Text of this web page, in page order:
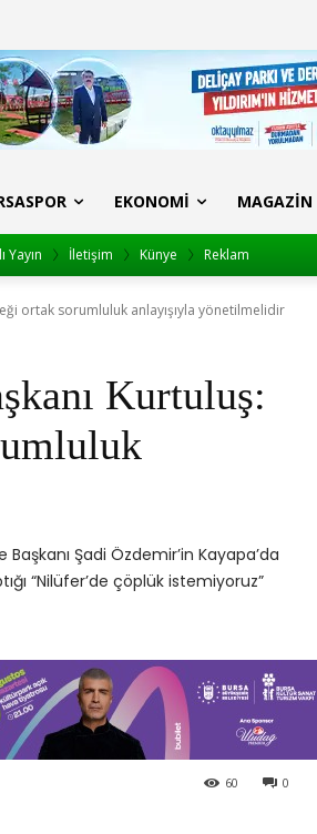
EKONOMI MAGAZIN
Yayın İletişim Künye Reklam
ortak sorumluluk anlayışıyla yönetilmelidir
Kurtuluş:
Şadi Özdemir’in Kayapa’da
“Nilüfer’de çöplük istemiyoruz”
0
60